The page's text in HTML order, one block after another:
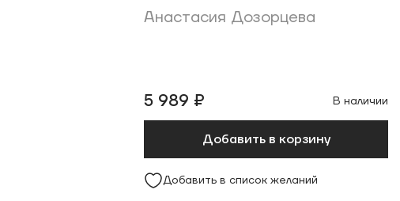
Анастасия Дозорцева
5 989 ₽ В наличии
Добавить в корзину
Добавить в список желаний